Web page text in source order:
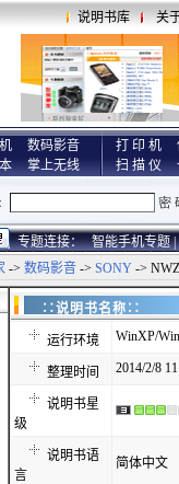
说明书库 关
数码影音
掌上无线
打 印 机
扫 描 仪
专题连接： 智能手机专题 |
-> 数码影音 -> SONY ->
∷说明书名
运行环境 WinXP/
整理时间 2014/2/8
说明书星
级
说明书语
言
简体中文